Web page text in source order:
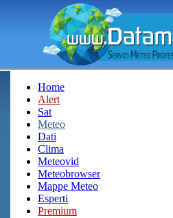
Home
Alert
Sat
Meteo
Dati
Clima
Meteovid
Meteobrowser
Mappe Meteo
Esperti
Premium